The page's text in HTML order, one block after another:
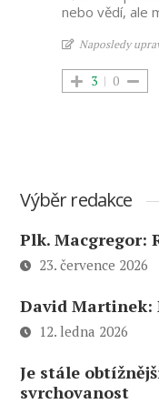
nebo vědí, ale
Naposledy
3 0
Výběr redakce
Plk. Macgregor:
23. července 2026
David Martinek:
12. ledna 2026
Je stále
svrchovanost